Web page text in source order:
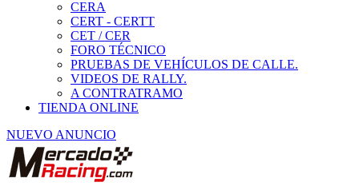
CET / CER
FORO TÉCNICO
PRUEBAS DE VEHÍCULOS DE CALLE.
VIDEOS DE RALLY.
A CONTRATRAMO
TIENDA ONLINE
NUEVO ANUNCIO